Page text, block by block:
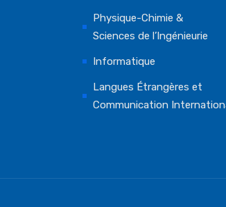
Physique-Chimie &
Sciences de l’Ingénieurie
Informatique
Langues Étrangères et
Communication